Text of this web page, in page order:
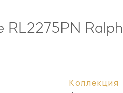
RL2275PN Ralph
Коллекция